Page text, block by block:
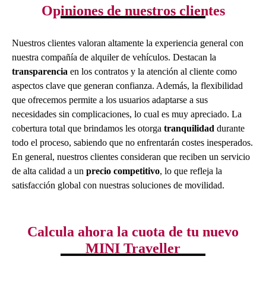
Opiniones de nuestros clientes
Nuestros clientes valoran altamente la experiencia general con
nuestra compañía de alquiler de vehículos. Destacan la
transparencia en los contratos y la atención al cliente como
aspectos clave que generan confianza. Además, la flexibilidad
que ofrecemos permite a los usuarios adaptarse a sus
necesidades sin complicaciones, lo cual es muy apreciado. La
cobertura total que brindamos les otorga tranquilidad durante
todo el proceso, sabiendo que no enfrentarán costes inesperados.
En general, nuestros clientes consideran que reciben un servicio
de alta calidad a un precio competitivo, lo que refleja la
satisfacción global con nuestras soluciones de movilidad.
Calcula ahora la cuota de tu nuevo
MINI Traveller